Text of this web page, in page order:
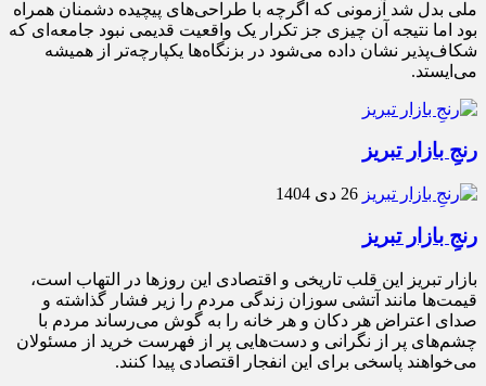
ملی بدل شد آزمونی که اگرچه با طراحی‌های پیچیده دشمنان همراه
بود اما نتیجه آن چیزی جز تکرار یک واقعیت قدیمی نبود جامعه‌ای که
شکاف‌پذیر نشان داده می‌شود در بزنگاه‌ها یکپارچه‌تر از همیشه
می‌ایستد.
رنجِ بازار تبریز
26 دی 1404
رنجِ بازار تبریز
بازار تبریز این قلب تاریخی و اقتصادی این روزها در التهاب است،
قیمت‌ها مانند آتشی سوزان زندگی مردم را زیر فشار گذاشته و
صدای اعتراض هر دکان و هر خانه را به گوش می‌رساند مردم با
چشم‌های پر از نگرانی و دست‌هایی پر از فهرست خرید از مسئولان
می‌خواهند پاسخی برای این انفجار اقتصادی پیدا کنند.